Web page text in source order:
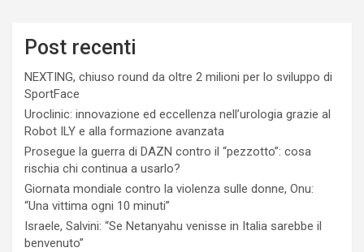
Post recenti
NEXTING, chiuso round da oltre 2 milioni per lo sviluppo di
SportFace
Uroclinic: innovazione ed eccellenza nell’urologia grazie al
Robot ILY e alla formazione avanzata
Prosegue la guerra di DAZN contro il “pezzotto”: cosa
rischia chi continua a usarlo?
Giornata mondiale contro la violenza sulle donne, Onu:
“Una vittima ogni 10 minuti”
Israele, Salvini: “Se Netanyahu venisse in Italia sarebbe il
benvenuto”